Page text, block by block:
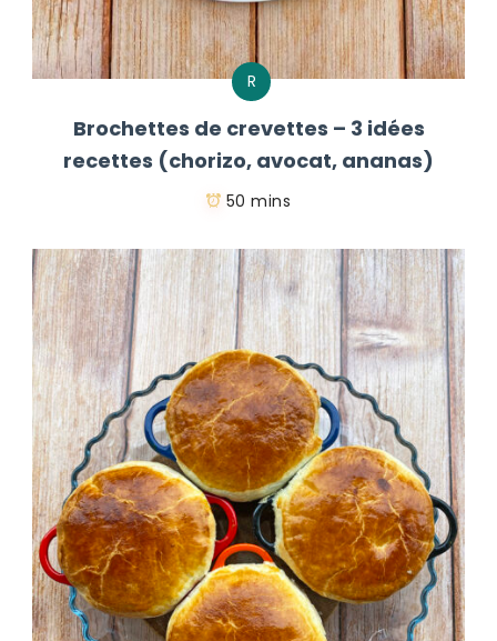
R
Brochettes de crevettes – 3 idées
recettes (chorizo, avocat, ananas)
50 mins